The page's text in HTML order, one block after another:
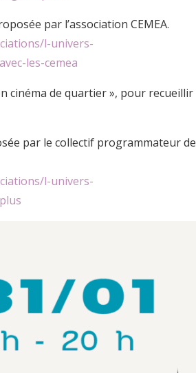
par l’association CEMEA.
l-univers-
les-cemea
cinéma de quartier », pour recueillir
par le collectif programmateur de
l-univers-